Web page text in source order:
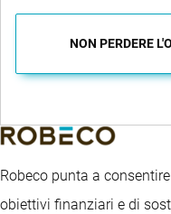
NON PERDERE
Robeco punta a
obiettivi finanziari e di